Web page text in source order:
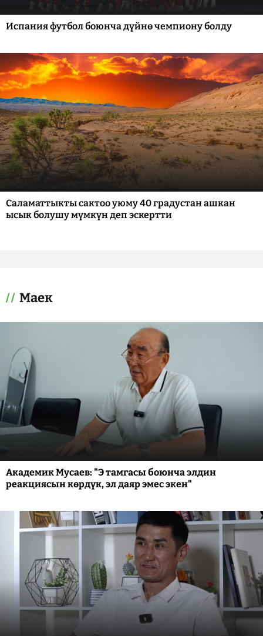
Испания футбол боюнча дүйнө чемпиону болду
Саламаттыкты сактоо уюму 40 градустан ашкан
ысык болушу мүмкүн деп эскертти
Маек
Академик Мусаев: "Э тамгасы боюнча элдин
реакциясын көрдүк, эл даяр эмес экен"